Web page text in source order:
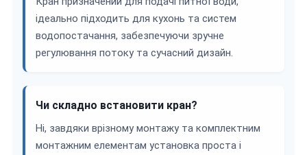
ідеально підходить для кухонь та систем
водопостачання, забезпечуючи зручне
регулювання потоку та сучасний дизайн.
Чи складно встановити кран?
Ні, завдяки врізному монтажу та комплектним
монтажним елементам установка проста і